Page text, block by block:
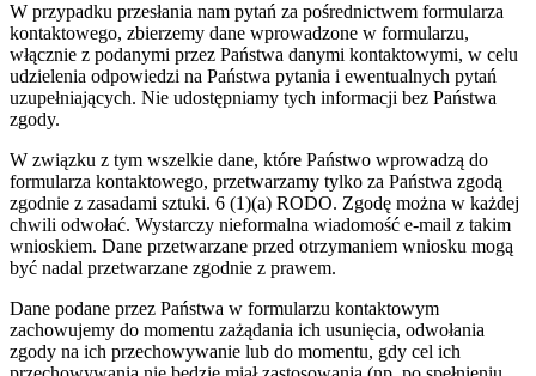
W przypadku przesłania nam pytań za pośrednictwem formularza
kontaktowego, zbierzemy dane wprowadzone w formularzu,
włącznie z podanymi przez Państwa danymi kontaktowymi, w celu
udzielenia odpowiedzi na Państwa pytania i ewentualnych pytań
uzupełniających. Nie udostępniamy tych informacji bez Państwa
zgody.
W związku z tym wszelkie dane, które Państwo wprowadzą do
formularza kontaktowego, przetwarzamy tylko za Państwa zgodą
zgodnie z zasadami sztuki. 6 (1)(a) RODO. Zgodę można w każdej
chwili odwołać. Wystarczy nieformalna wiadomość e-mail z takim
wnioskiem. Dane przetwarzane przed otrzymaniem wniosku mogą
być nadal przetwarzane zgodnie z prawem.
Dane podane przez Państwa w formularzu kontaktowym
zachowujemy do momentu zażądania ich usunięcia, odwołania
zgody na ich przechowywanie lub do momentu, gdy cel ich